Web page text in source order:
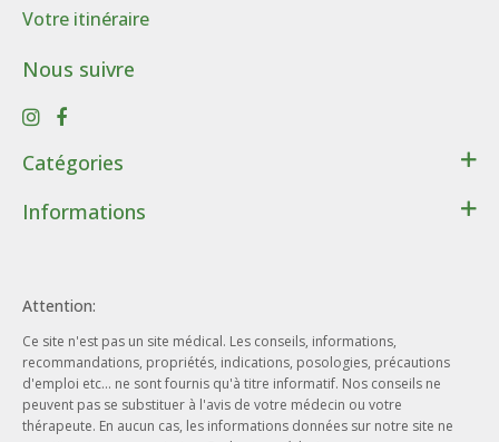
Catégories
Santé
Cadeaux
Phytothérapie
Aromathérapie
Ayurveda
Informations
Données personnelles
Conditions d’utilisation du site web
Notre entreprise
Nos engagements
Votre itinéraire
Nous suivre
Attention:
Ce site n'est pas un site médical. Les conseils, informations,
recommandations, propriétés, indications, posologies, précautions
d'emploi etc... ne sont fournis qu'à titre informatif. Nos conseils ne
peuvent pas se substituer à l'avis de votre médecin ou votre
thérapeute. En aucun cas, les informations données sur notre site ne